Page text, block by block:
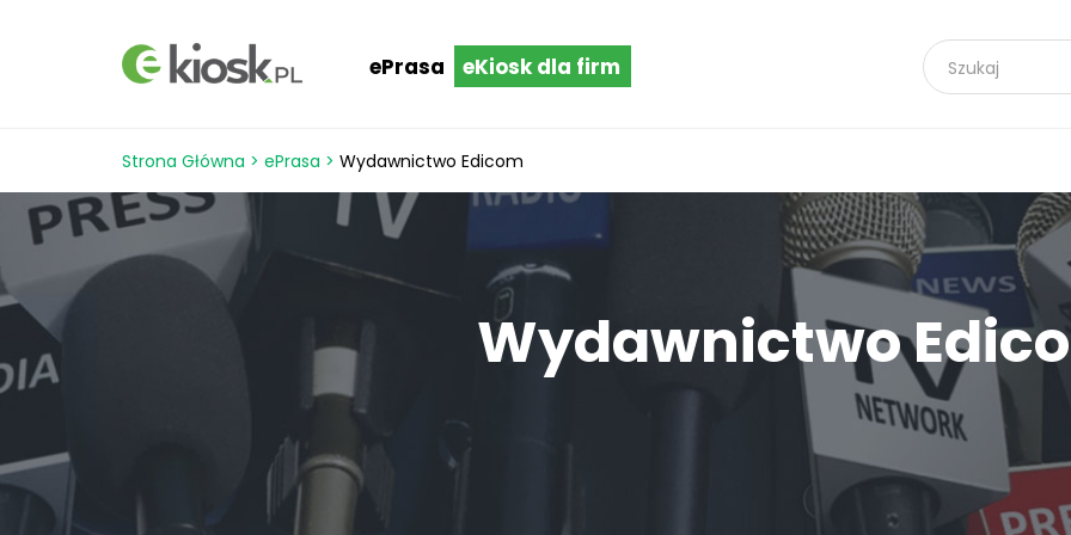
ePrasa eKiosk dla firm
Strona Główna > ePrasa > Wydawnictwo Edicom
Wydawnictwo